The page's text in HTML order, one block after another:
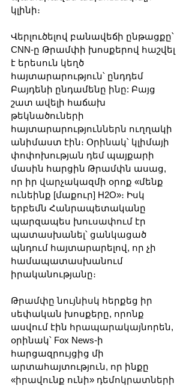
կլինի։
Վերլուծելով բանավեճի ընթացքը՝
CNN-ը Թրամփի խոսքերով հաշվել
է երեսուն կեղծ
հայտարարություն՝ ընդդեմ
Բայդենի ընդամենը ինը: Բայց
շատ ավելի հաճախ
թեկնածուների
հայտարարություններն ուղղակի
անիմաստ էին։ Օրինակ՝ կլիմայի
փոփոխության դեմ պայքարի
մասին հարցին Թրամփն ասաց,
որ իր վարչակազմի օրոք «մենք
ունեինք [մաքուր] H2O»։ Իսկ
երբեմն Հանրապետականը
պարզապես խուսափում էր
պատասխանել՝ ցանկացած
պնդում հայտարարելով, որ չի
համապատասխանում
իրականությանը։
Թրամփը նույնիսկ հերքեց իր
սեփական խոսքերը, որոնք
ասվում էին հրապարակայնորեն,
օրինակ՝ Fox News-ի
հարցազրույցից մի
արտահայտություն, որ ինքը
«իրավունք ունի» դեմոկրատների